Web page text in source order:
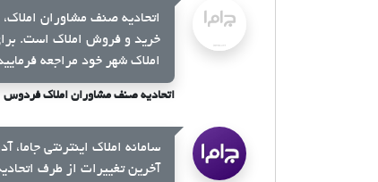
اتحادیه صنف مشاوران
خرید و فروش املاک است.
املاک شهر خود مراجعه
اتحادیه صنف مشاوران املاک فردوس
سامانه املاک اینترنتی
آخرین تغییرات از طرف